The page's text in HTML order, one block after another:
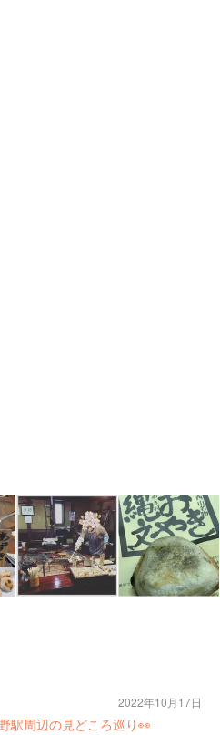
駅周辺の見どころ巡り👀
2022年10月17日